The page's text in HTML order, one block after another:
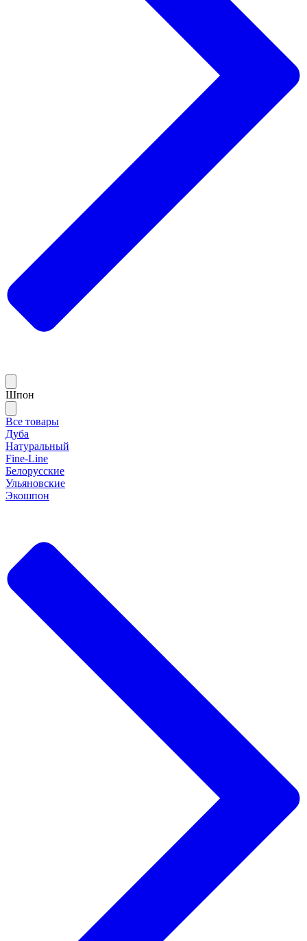
Шпон
Все товары
Дуба
Натуральный
Fine-Line
Белорусские
Ульяновские
Экошпон